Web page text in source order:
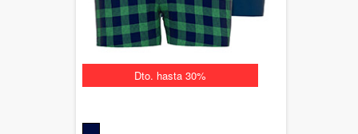
Dto. hasta 30%